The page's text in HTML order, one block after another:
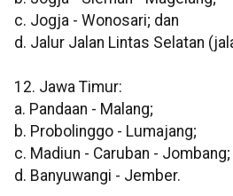
c. Jogja - Wonosari; dan
d. Jalur Jalan Lintas Selatan
12. Jawa Timur:
a. Pandaan - Malang;
b. Probolinggo - Lumajang;
c. Madiun - Caruban - Jombang;
d. Banyuwangi - Jember.